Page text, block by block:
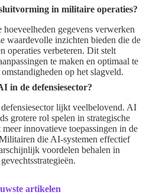
in militaire operaties?
gegevens verwerken
waardevolle inzichten bieden die de
operaties verbeteren. Dit stelt
te maken en optimaal te
op het slagveld.
in de defensiesector?
lijkt veelbelovend. AI
grotere rol spelen in strategische
innovatieve toepassingen in de
die AI-systemen effectief
voordelen behalen in
artikelen